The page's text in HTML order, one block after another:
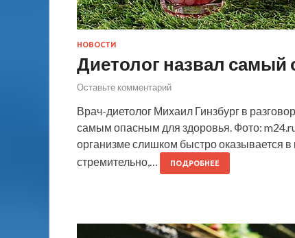
НОВОСТИ
Диетолог назвал
Оставьте комментарий
Врач-диетолог Михаил Гинзбург в
самым опасным для здоровья. Фото:
организме слишком быстро оказывается
стремительно,…
ПОДРОБНЕЕ